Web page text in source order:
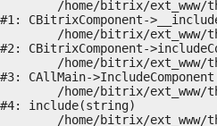
#1: CBitrixComponent-
#2: CBitrixComponent-
#3: CAllMain->IncludeComponent
#4: include(string)